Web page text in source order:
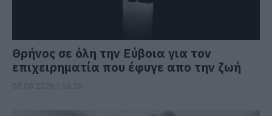
Θρήνος σε όλη την Εύβοια για τον
επιχειρηματία που έφυγε απο την ζωή